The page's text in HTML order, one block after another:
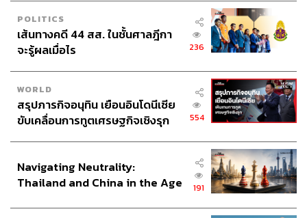
It Cosmetics Bye Bye Redness Correcting Creme
คอร์เร็กติ้งครีมเนื้อเนียนทำหน้าที่ช่วยอำพรางรอยแดง
รอยดำจากสิว ฝ้า กระ หรือจุดด่างดำต่างๆ ได้อย่าง
ผิวทุกเฉดโดยไม่ทิ้งคราบแห้งแตกระหว่างวัน (1,400
บาท)
POLITICS
เส้นทางคดี 44 สส. ในชั้นศาลฎีกา
จะรู้ผลเมื่อไร
236
WORLD
สรุปภารกิจอนุทิน เยือนอินโดนีเซีย
ขับเคลื่อนการทูตเศรษฐกิจเชิงรุก
554
Navigating Neutrality:
Thailand and China in the Age
191